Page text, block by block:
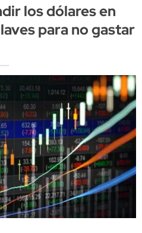
los dólares en
para no gastar